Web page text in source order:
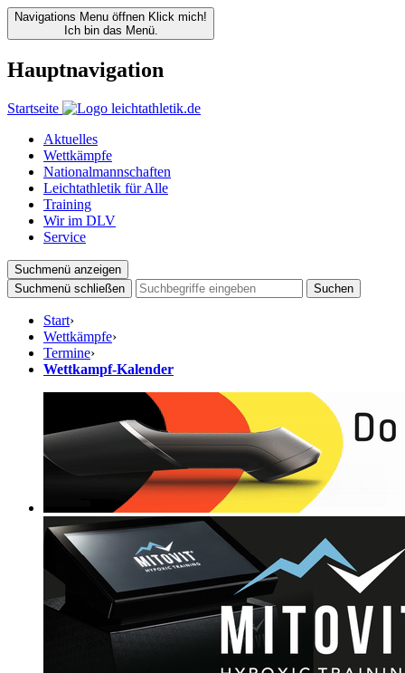
Navigations Menu öffnen Klick mich!
Ich bin das Menü.
Hauptnavigation
Startseite
Aktuelles
Wettkämpfe
Nationalmannschaften
Leichtathletik für Alle
Training
Wir im DLV
Service
Suchmenü anzeigen
Suchmenü schließen
Suchen
Start›
Wettkämpfe›
Termine›
Wettkampf-Kalender